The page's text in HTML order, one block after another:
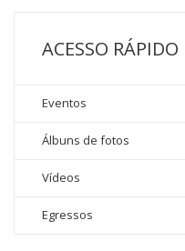
ACESSO RÁPIDO
Eventos
Álbuns de fotos
Vídeos
Egressos